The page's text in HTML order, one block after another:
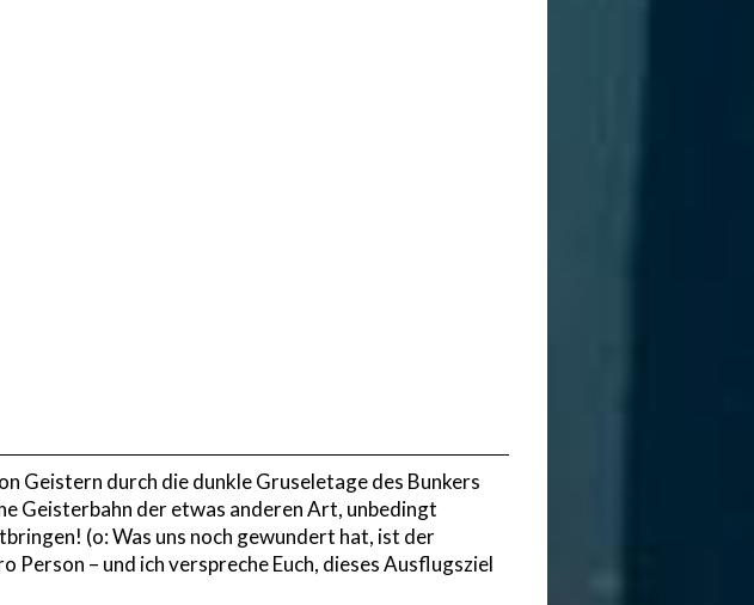
Geistern durch die dunkle Gruseletage des Bunkers
Geisterbahn der etwas anderen Art, unbedingt
(o: Was uns noch gewundert hat, ist der
Person – und ich verspreche Euch, dieses Ausflugsziel